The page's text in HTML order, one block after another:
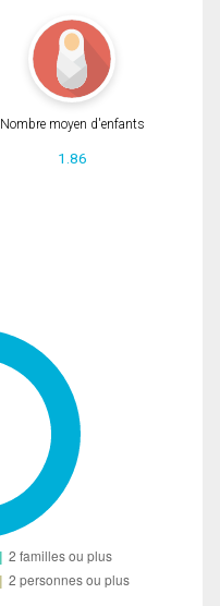
Nombre moyen d'enfants
1.86